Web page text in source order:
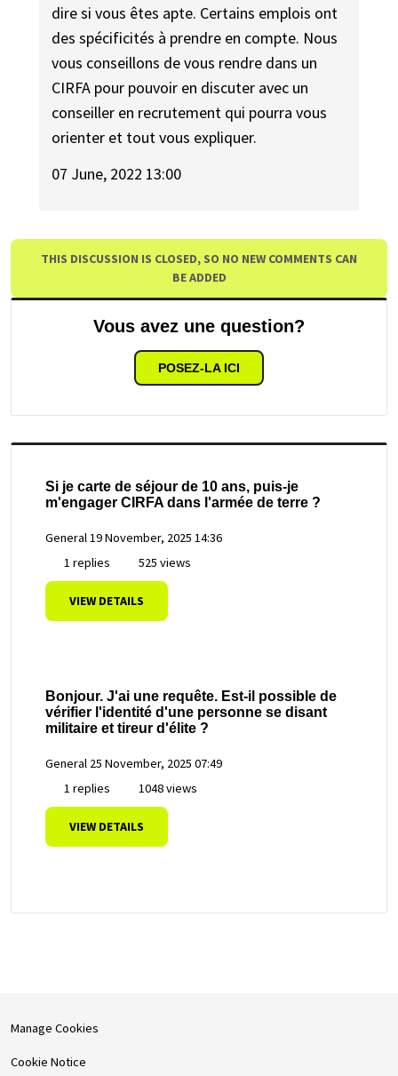
dire si vous êtes apte. Certains emplois ont
des spécificités à prendre en compte. Nous
vous conseillons de vous rendre dans un
CIRFA pour pouvoir en discuter avec un
conseiller en recrutement qui pourra vous
orienter et tout vous expliquer.
07 June, 2022 13:00
THIS DISCUSSION IS CLOSED, SO NO NEW COMMENTS CAN
BE ADDED
Vous avez une question?
POSEZ-LA ICI
Si je carte de séjour de 10 ans, puis-je
m'engager CIRFA dans l'armée de terre ?
General19 November, 2025 14:36
1 replies
525 views
VIEW DETAILS
Bonjour. J'ai une requête. Est-il possible de
vérifier l'identité d'une personne se disant
militaire et tireur d'élite ?
General 25 November, 2025 07:49
1 replies
1048 views
VIEW DETAILS
Manage Cookies
Cookie Notice